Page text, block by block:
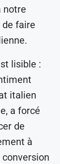
notre
de faire
lisible :
italien
a forcé
de
à
conversion